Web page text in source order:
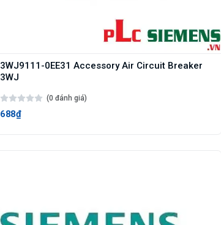
3WJ9111-0EE31 Accessory Air Circuit Breaker
3WJ
(0 đánh giá)
688₫